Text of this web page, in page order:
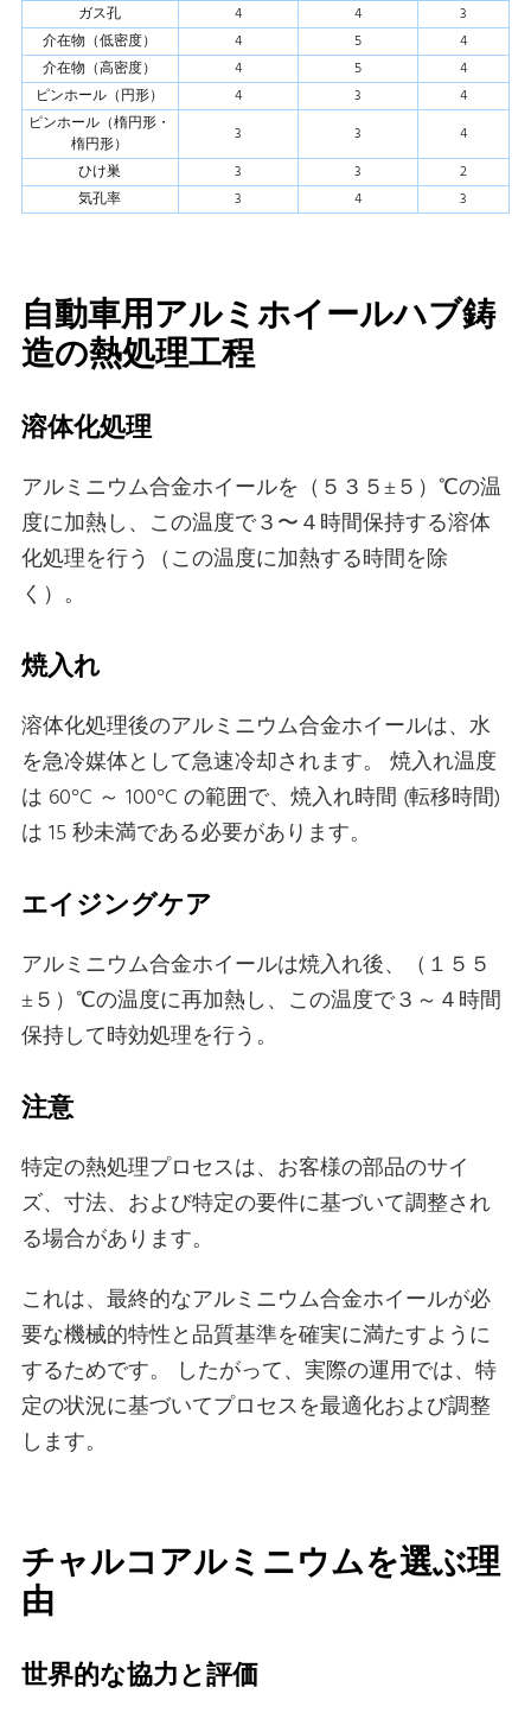
ガス孔
4 4
3
介在物（低密度）
4 5
4
介在物（高密度）
4 5
4
ピンホール（円形）
4 3
4
ピンホール（楕円形・
楕円形）
3 3
4
ひけ巣
3 3
2
気孔率
3 4 3
自動車用アルミホイールハブ鋳
造の熱処理工程
溶体化処理
アルミニウム合金ホイールを（５３５±５）℃の温
度に加熱し、この温度で３〜４時間保持する溶体
化処理を行う（この温度に加熱する時間を除
く）。
焼入れ
溶体化処理後のアルミニウム合金ホイールは、水
を急冷媒体として急速冷却されます。 焼入れ温度
は 60°C ～ 100°C の範囲で、焼入れ時間 (転移時間)
は 15 秒未満である必要があります。
エイジングケア
アルミニウム合金ホイールは焼入れ後、（１５５
±５）℃の温度に再加熱し、この温度で３～４時間
保持して時効処理を行う。
注意
特定の熱処理プロセスは、お客様の部品のサイ
ズ、寸法、および特定の要件に基づいて調整され
る場合があります。
これは、最終的なアルミニウム合金ホイールが必
要な機械的特性と品質基準を確実に満たすように
するためです。 したがって、実際の運用では、特
定の状況に基づいてプロセスを最適化および調整
します。
チャルコアルミニウムを選ぶ理
由
世界的な協力と評価